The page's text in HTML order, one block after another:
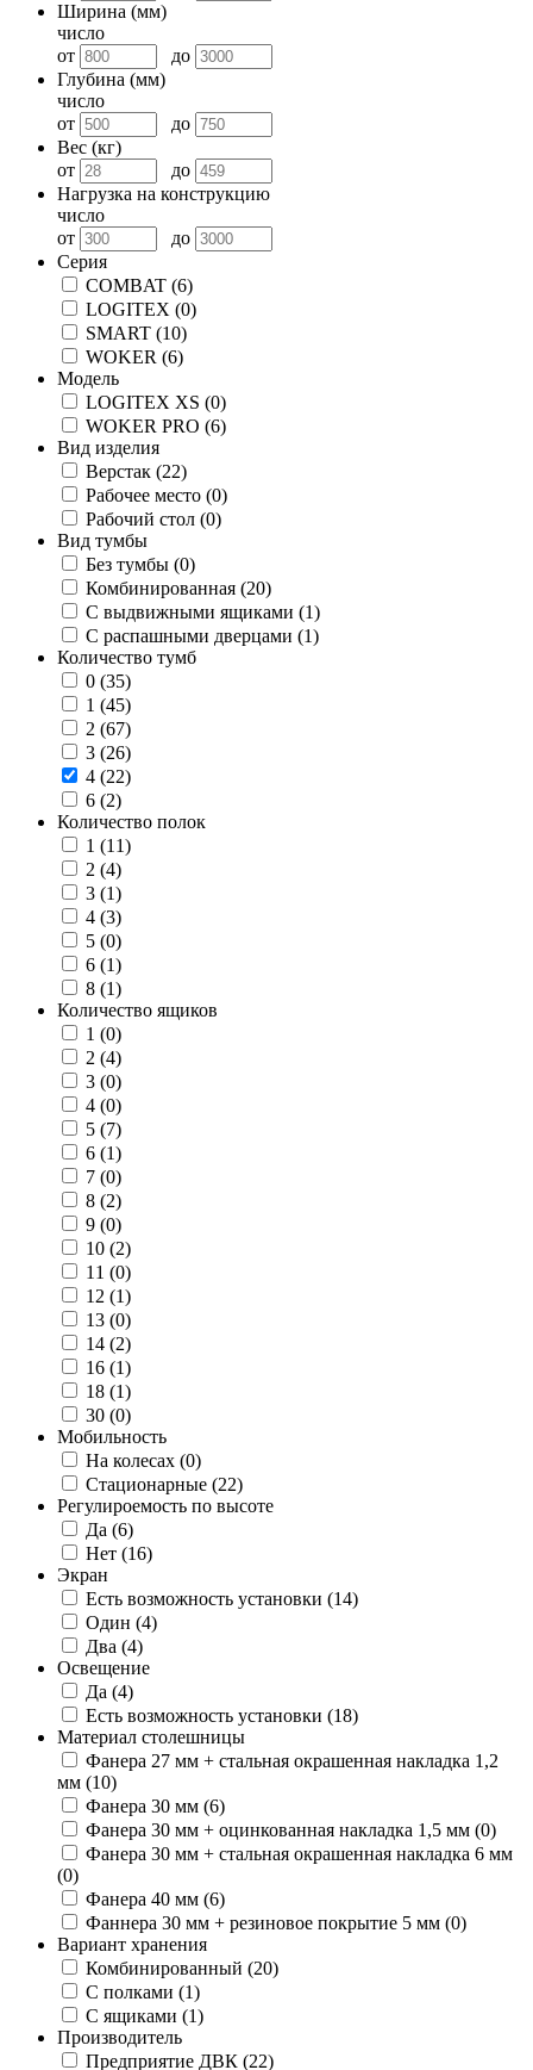
Ширина (мм)
число
от
до
Глубина (мм)
число
от
до
Вес (кг)
от
до
Нагрузка на конструкцию
число
от
до
Серия
COMBAT (6)
LOGITEX (0)
SMART (10)
WOKER (6)
Модель
LOGITEX XS (0)
WOKER PRO (6)
Вид изделия
Верстак (22)
Рабочее место (0)
Рабочий стол (0)
Вид тумбы
Без тумбы (0)
Комбинированная (20)
С выдвижными ящиками (1)
С распашными дверцами (1)
Количество тумб
0 (35)
1 (45)
2 (67)
3 (26)
4 (22)
6 (2)
Количество полок
1 (11)
2 (4)
3 (1)
4 (3)
5 (0)
6 (1)
8 (1)
Количество ящиков
1 (0)
2 (4)
3 (0)
4 (0)
5 (7)
6 (1)
7 (0)
8 (2)
9 (0)
10 (2)
11 (0)
12 (1)
13 (0)
14 (2)
16 (1)
18 (1)
30 (0)
Мобильность
На колесах (0)
Стационарные (22)
Регулироемость по высоте
Да (6)
Нет (16)
Экран
Есть возможность установки (14)
Один (4)
Два (4)
Освещение
Да (4)
Есть возможность установки (18)
Материал столешницы
Фанера 27 мм + стальная окрашенная накладка 1,2
мм (10)
Фанера 30 мм (6)
Фанера 30 мм + оцинкованная накладка 1,5 мм (0)
Фанера 30 мм + стальная окрашенная накладка 6 мм
(0)
Фанера 40 мм (6)
Фаннера 30 мм + резиновое покрытие 5 мм (0)
Вариант хранения
Комбинированный (20)
С полками (1)
С ящиками (1)
Производитель
Предприятие ДВК (22)